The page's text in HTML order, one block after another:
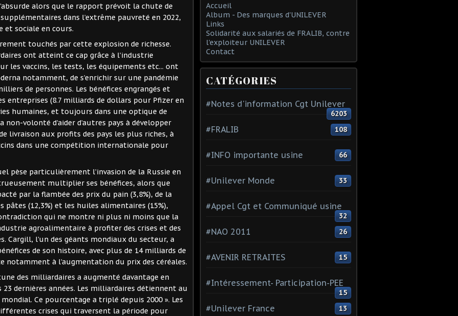
alors que le rapport prévoit la chute de
dans l’extrême pauvreté en 2022,
et sociale en cours.
touchés par cette explosion de richesse.
ont atteint ce cap grâce à l’industrie
les vaccins, les tests, les équipements etc... ont
notamment, de s’enrichir sur une pandémie
de personnes. Les bénéfices engrangés et
entreprises (8.7 milliards de dollars pour Pfizer en
humaines, et toujours dans une optique de
volonté d’aider d’autres pays à développer
livraison aux profits des pays les plus riches, à
dans une compétition internationale pour
pèse particulièrement l’invasion de la Russie en
multiplier ses bénéfices, alors que
par la flambée des prix du pain (3,8%), de la
pâtes (12,3%) et les huiles alimentaires (15%),
qui ne montre ni plus ni moins que la
agroalimentaire à profiter des crises et des
Cargill, l’un des géants mondiaux du secteur, a
de son histoire, avec plus de 14 milliards de
notamment à l’augmentation du prix des céréales.
des milliardaires a augmenté davantage en
23 dernières années. Les milliardaires détiennent au
Ce pourcentage a triplé depuis 2000 ». Les
crises qui traversent la période pour
Accueil
Album - Des marques d'UNILEVER
Links
Solidarité aux salariés de FRALIB, contre
l'exploiteur UNILEVER
Contact
CATÉGORIES
#Notes d'information Cgt Unilever
6203
#FRALIB 108
#INFO importante usine 66
#Unilever Monde 33
#Appel Cgt et Communiqué usine
32
#NAO 2011 26
#AVENIR RETRAITES 15
#Intéressement- Participation-PEE
15
#Unilever France 13